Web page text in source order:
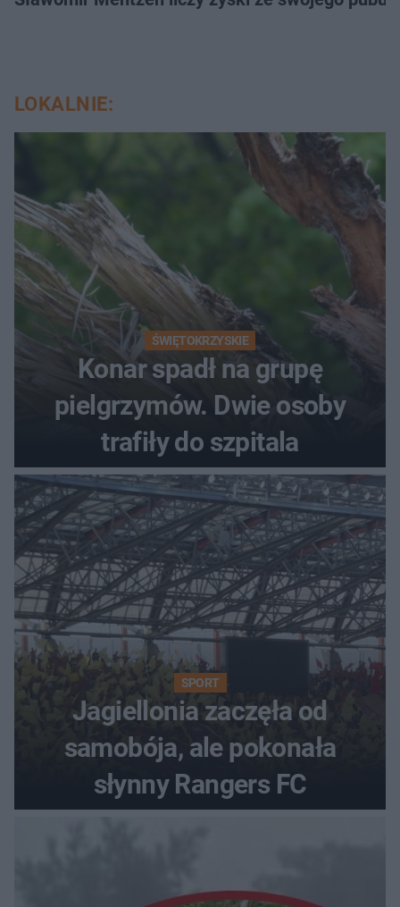
LOKALNIE:
ŚWIĘTOKRZYSKIE
Konar spadł na grupę
pielgrzymów. Dwie osoby
trafiły do szpitala
SPORT
Jagiellonia zaczęła od
samobója, ale pokonała
słynny Rangers FC